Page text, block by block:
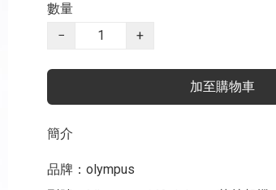
數量
−
+
加至購物車
簡介
品牌：olympus